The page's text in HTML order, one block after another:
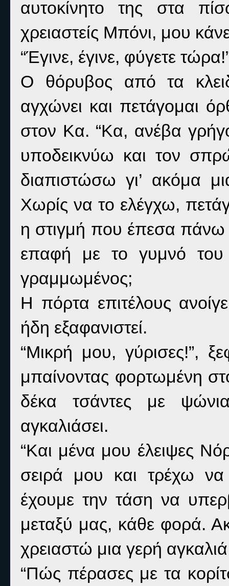
αυτοκίνητο της στα
χρειαστείς Μπόνι, μου
“Έγινε, έγινε, φύγετε
Ο θόρυβος από τα
αγχώνει και πετάγομαι
στον Κα. “Κα, ανέβα
υποδεικνύω και τον
διαπιστώσω γι’ ακόμα
Χωρίς να το ελέγχω,
η στιγμή που έπεσα πάνω
επαφή με το γυμνό του
γραμμωμένος;
Η πόρτα επιτέλους
ήδη εξαφανιστεί.
“Μικρή μου, γύρισες!”,
μπαίνοντας φορτωμένη
δέκα τσάντες με
αγκαλιάσει.
“Και μένα μου έλειψες
σειρά μου και τρέχω
έχουμε την τάση να
μεταξύ μας, κάθε φορά.
χρειαστώ μια γερή
“Πώς πέρασες με τα